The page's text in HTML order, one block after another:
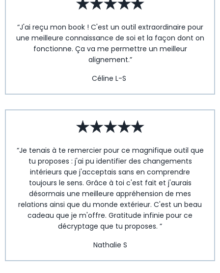
“J'ai reçu mon book ! C'est un outil extraordinaire pour
une meilleure connaissance de soi et la façon dont on
fonctionne. Ça va me permettre un meilleur
alignement.”
Céline L-S
“Je tenais à te remercier pour ce magnifique outil que
tu proposes : j'ai pu identifier des changements
intérieurs que j'acceptais sans en comprendre
toujours le sens. Grâce à toi c'est fait et j'aurais
désormais une meilleure appréhension de mes
relations ainsi que du monde extérieur. C'est un beau
cadeau que je m'offre. Gratitude infinie pour ce
décryptage que tu proposes. ”
Nathalie S